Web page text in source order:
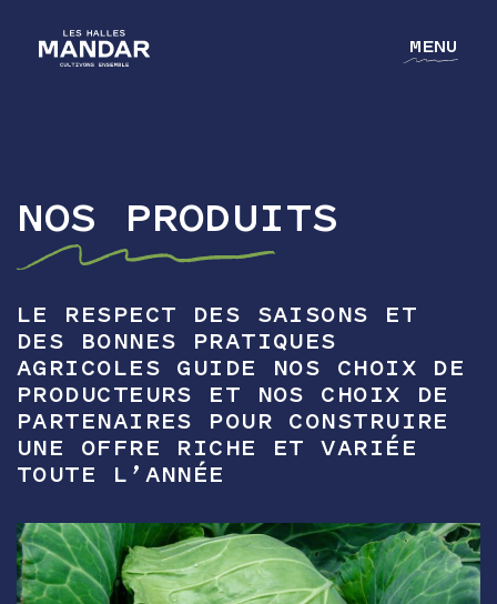
MENU
NOTRE GROUPE
NOS MÉTIERS
NOS CULTURES
L'ACADÉMIE
CONTACT
NOS PRODUITS
LE RESPECT DES SAISONS ET
DES BONNES PRATIQUES
AGRICOLES GUIDE NOS CHOIX DE
PRODUCTEURS ET NOS CHOIX DE
PARTENAIRES POUR CONSTRUIRE
UNE OFFRE RICHE ET VARIÉE
TOUTE L’ANNÉE